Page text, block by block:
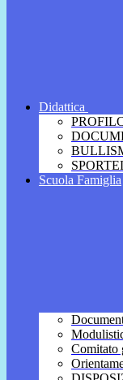
Didattica
Scuola Famiglia
Comitato